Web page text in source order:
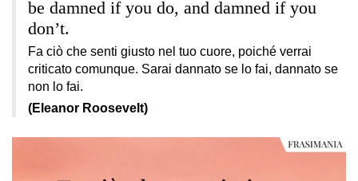
be damned if you do, and damned if you
don’t.
Fa ciò che senti giusto nel tuo cuore, poiché verrai
criticato comunque. Sarai dannato se lo fai, dannato se
non lo fai.
(Eleanor Roosevelt)